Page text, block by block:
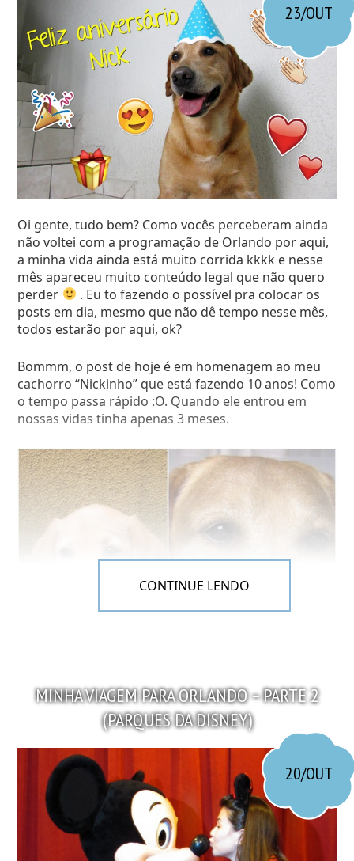
23/OUT
Oi gente, tudo bem? Como vocês perceberam ainda
não voltei com a programação de Orlando por aqui,
a minha vida ainda está muito corrida kkkk e nesse
mês apareceu muito conteúdo legal que não quero
perder
. Eu to fazendo o possível pra colocar os
posts em dia, mesmo que não dê tempo nesse mês,
todos estarão por aqui, ok?
Bommm, o post de hoje é em homenagem ao meu
cachorro “Nickinho” que está fazendo 10 anos! Como
o tempo passa rápido :O. Quando ele entrou em
nossas vidas tinha apenas 3 meses.
3 meses / 10 anos.
É muito legal ter um bichinho de estimação, apesar
de todo o trabalho que eles dão hehe. Acreditam que
eu nunca limpei um coco dele? Pois é hahaha. Isso
CONTINUE LENDO
MINHA VIAGEM PARA ORLANDO – PARTE 2
(PARQUES DA DISNEY)
20/OUT